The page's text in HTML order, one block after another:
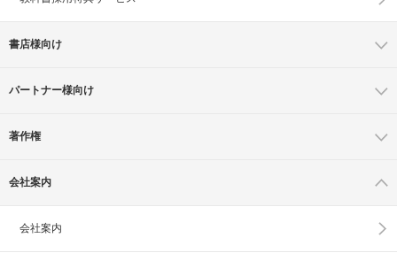
書店様向け
パートナー様向け
著作権
会社案内
会社案内